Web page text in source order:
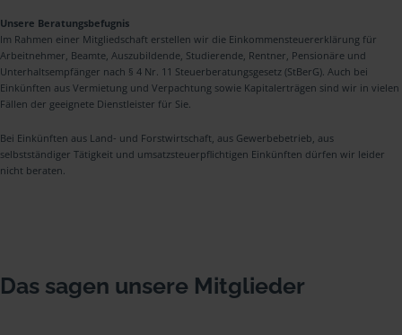
Unsere Beratungsbefugnis
Im Rahmen einer Mitgliedschaft erstellen wir die Einkommensteuererklärung für
Arbeitnehmer, Beamte, Auszubildende, Studierende, Rentner, Pensionäre und
Unterhaltsempfänger nach § 4 Nr. 11 Steuerberatungsgesetz (StBerG). Auch bei
Einkünften aus Vermietung und Verpachtung sowie Kapitalerträgen sind wir in vielen
Fällen der geeignete Dienstleister für Sie.
Bei Einkünften aus Land- und Forstwirtschaft, aus Gewerbebetrieb, aus
selbstständiger Tätigkeit und umsatzsteuerpflichtigen Einkünften dürfen wir leider
nicht beraten.
Das sagen unsere Mitglieder